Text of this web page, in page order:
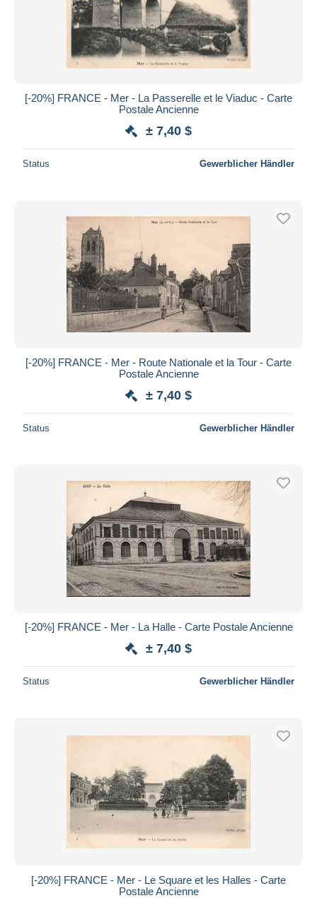
[-20%] FRANCE - Mer - La Passerelle et le Viaduc - Carte
Postale Ancienne
± 7,40 $
Status Gewerblicher Händler
[-20%] FRANCE - Mer - Route Nationale et la Tour - Carte
Postale Ancienne
± 7,40 $
Status Gewerblicher Händler
[-20%] FRANCE - Mer - La Halle - Carte Postale Ancienne
± 7,40 $
Status Gewerblicher Händler
[-20%] FRANCE - Mer - Le Square et les Halles - Carte
Postale Ancienne